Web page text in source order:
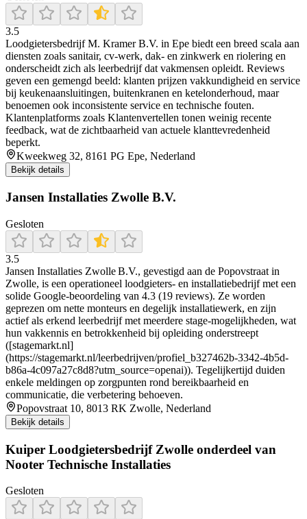
3.5
Loodgietersbedrijf M. Kramer B.V. in Epe biedt een breed scala aan
diensten zoals sanitair, cv-werk, dak‑ en zinkwerk en riolering en
onderscheidt zich als leerbedrijf dat vakmensen opleidt. Reviews
geven een gemengd beeld: klanten prijzen vakkundigheid en service
bij keukenaansluitingen, buitenkranen en ketelonderhoud, maar
benoemen ook inconsistente service en technische fouten.
Klantenplatforms zoals Klantenvertellen tonen weinig recente
feedback, wat de zichtbaarheid van actuele klanttevredenheid
beperkt.
Kweekweg 32, 8161 PG Epe, Nederland
Bekijk details
Jansen Installaties Zwolle B.V.
Gesloten
3.5
Jansen Installaties Zwolle B.V., gevestigd aan de Popovstraat in
Zwolle, is een operationeel loodgieters- en installatiebedrijf met een
solide Google‑beoordeling van 4.3 (19 reviews). Ze worden
geprezen om nette monteurs en degelijk installatiewerk, en zijn
actief als erkend leerbedrijf met meerdere stage‑mogelijkheden, wat
hun vakkennis en betrokkenheid bij opleiding onderstreept
([stagemarkt.nl]
(https://stagemarkt.nl/leerbedrijven/profiel_b327462b-3342-4b5d-
b86a-4c097a27c8d8?utm_source=openai)). Tegelijkertijd duiden
enkele meldingen op zorgpunten rond bereikbaarheid en
communicatie, die verbetering behoeven.
Popovstraat 10, 8013 RK Zwolle, Nederland
Bekijk details
Kuiper Loodgietersbedrijf Zwolle onderdeel van
Nooter Technische Installaties
Gesloten